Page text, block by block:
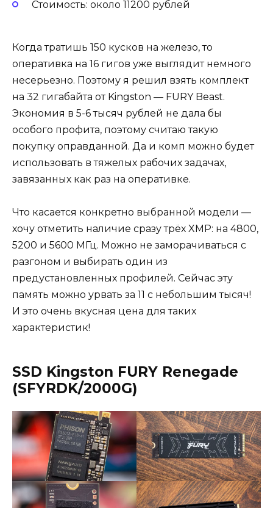
Стоимость: около 11200 рублей
Когда тратишь 150 кусков на железо, то
оперативка на 16 гигов уже выглядит немного
несерьезно. Поэтому я решил взять комплект
на 32 гигабайта от Kingston — FURY Beast.
Экономия в 5-6 тысяч рублей не дала бы
особого профита, поэтому считаю такую
покупку оправданной. Да и комп можно будет
использовать в тяжелых рабочих задачах,
завязанных как раз на оперативке.
Что касается конкретно выбранной модели —
хочу отметить наличие сразу трёх XMP: на 4800,
5200 и 5600 МГц. Можно не заморачиваться с
разгоном и выбирать один из
предустановленных профилей. Сейчас эту
память можно урвать за 11 с небольшим тысяч!
И это очень вкусная цена для таких
характеристик!
SSD Kingston FURY Renegade
(SFYRDK/2000G)